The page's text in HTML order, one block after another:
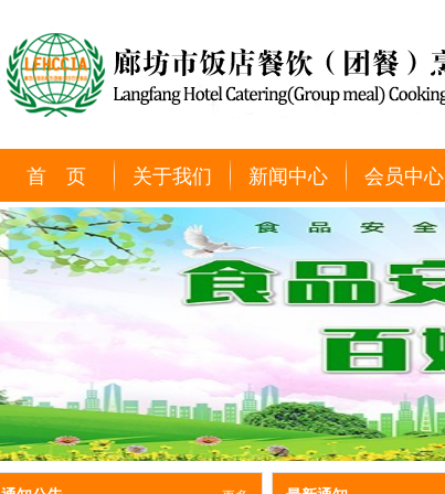
首 页 关于我们 新闻中心 会员中心